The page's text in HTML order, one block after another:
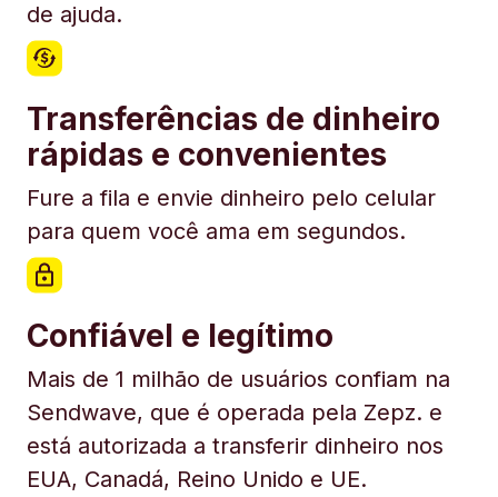
de ajuda.
Transferências de dinheiro
rápidas e convenientes
Fure a fila e envie dinheiro pelo celular
para quem você ama em segundos.
Confiável e legítimo
Mais de 1 milhão de usuários confiam na
Sendwave, que é operada pela Zepz. e
está autorizada a transferir dinheiro nos
EUA, Canadá, Reino Unido e UE.